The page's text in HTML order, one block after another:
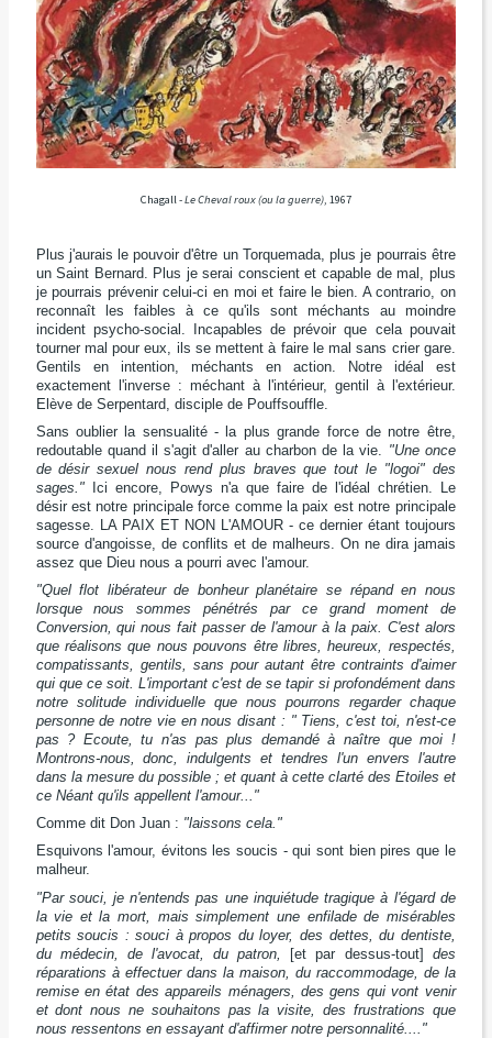
Chagall -Le Cheval roux (ou la guerre), 1967
Plus j'aurais le pouvoir d'être un Torquemada, plus je pourrais être
un Saint Bernard. Plus je serai conscient et capable de mal, plus
je pourrais prévenir celui-ci en moi et faire le bien. A contrario, on
reconnaît les faibles à ce qu'ils sont méchants au moindre
incident psycho-social. Incapables de prévoir que cela pouvait
tourner mal pour eux, ils se mettent à faire le mal sans crier gare.
Gentils en intention, méchants en action. Notre idéal est
exactement l'inverse : méchant à l'intérieur, gentil à l'extérieur.
Elève de Serpentard, disciple de Pouffsouffle.
Sans oublier la sensualité - la plus grande force de notre être,
redoutable quand il s'agit d'aller au charbon de la vie. "Une once
de désir sexuel nous rend plus braves que tout le "logoi" des
sages."Ici encore, Powys n'a que faire de l'idéal chrétien. Le
désir est notre principale force comme la paix est notre principale
sagesse. LA PAIX ET NON L'AMOUR - ce dernier étant toujours
source d'angoisse, de conflits et de malheurs. On ne dira jamais
assez que Dieu nous a pourri avec l'amour.
"Quel flot libérateur de bonheur planétaire se répand en nous
lorsque nous sommes pénétrés par ce grand moment de
Conversion, qui nous fait passer de l'amour à la paix. C'est alors
que réalisons que nous pouvons être libres, heureux, respectés,
compatissants, gentils, sans pour autant être contraints d'aimer
qui que ce soit. L'important c'est de se tapir si profondément dans
notre solitude individuelle que nous pourrons regarder chaque
personne de notre vie en nous disant : " Tiens, c'est toi, n'est-ce
pas ? Ecoute, tu n'as pas plus demandé à naître que moi !
Montrons-nous, donc, indulgents et tendres l'un envers l'autre
dans la mesure du possible ; et quant à cette clarté des Etoiles et
ce Néant qu'ils appellent l'amour..."
Comme dit Don Juan : "laissons cela."
Esquivons l'amour, évitons les soucis - qui sont bien pires que le
malheur.
"Par souci, je n'entends pas une inquiétude tragique à l'égard de
la vie et la mort, mais simplement une enfilade de misérables
petits soucis : souci à propos du loyer, des dettes, du dentiste,
du médecin, de l'avocat, du patron,
[et par dessus-tout] des
réparations à effectuer dans la maison, du raccommodage, de la
remise en état des appareils ménagers, des gens qui vont venir
et dont nous ne souhaitons pas la visite, des frustrations que
nous ressentons en essayant d'affirmer notre personnalité...."